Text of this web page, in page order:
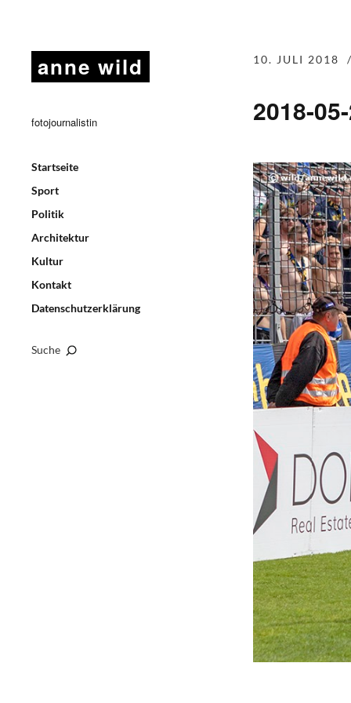
anne wild
fotojournalistin
Startseite
Sport
Politik
Architektur
Kultur
Kontakt
Datenschutzerklärung
Suche
10. JULI 2018
2018-